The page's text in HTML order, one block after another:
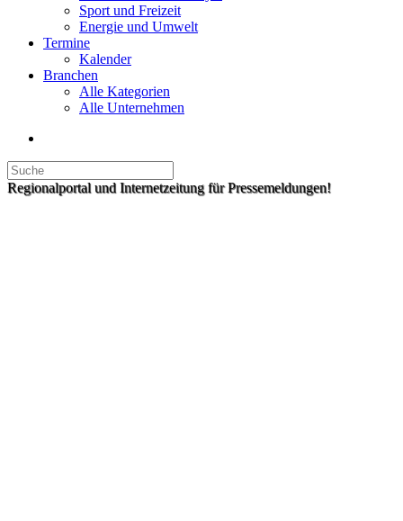
Sport und Freizeit
Energie und Umwelt
Termine
Kalender
Branchen
Alle Kategorien
Alle Unternehmen
Regionalportal und Internetzeitung für Pressemeldungen!